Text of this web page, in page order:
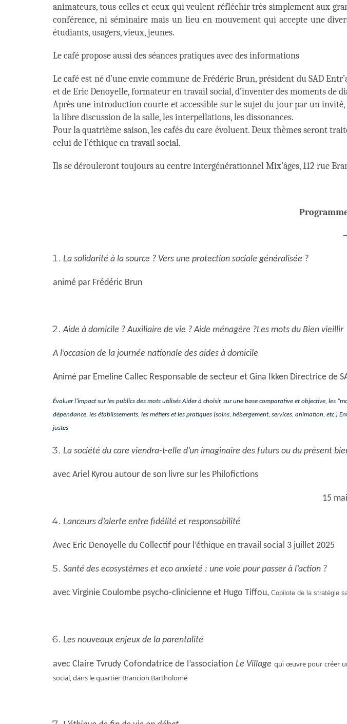
animateurs, tous celles et ceux qui veulent réfléchir très simplement aux
conférence, ni séminaire mais un lieu en mouvement qui accepte une
étudiants, usagers, vieux, jeunes.
Le café propose aussi des séances pratiques avec des informations
Le café est né d’une envie commune de Frédéric Brun, président du SAD
et de Eric Denoyelle, formateur en travail social, d’inventer des moments de
Après une introduction courte et accessible sur le sujet du jour par un
la libre discussion de la salle, les interpellations, les dissonances.
Pour la quatrième saison, les cafés du care évoluent. Deux thèmes seront
celui de l’éthique en travail social.
Ils se dérouleront toujours au centre intergénérationnel Mix’âges, 112 rue
–
La solidarité à la source ? Vers une protection sociale généralisée ?
animé par Frédéric Brun
Aide à domicile ? Auxiliaire de vie ? Aide ménagère ?Les mots du Bien vieillir
A l’occasion de la journée nationale des aides à domicile
Animé par Emeline Callec Responsable de secteur et Gina Ikken Directrice de
Évaluer l’impact sur les publics des mots utilisés Aider à choisir, sur une base comparative et objective, les
dépendance, les établissements, les métiers et les pratiques (soins, hébergement, services, animation, etc.)
justes
La société du care viendra-t-elle d’un imaginaire des futurs ou du présent
avec Ariel Kyrou autour de son livre sur les Philofictions
15
Lanceurs d’alerte entre fidélité et responsabilité
Avec Eric Denoyelle du Collectif pour l’éthique en travail social 3 juillet 2025
Santé des ecosystèmes et eco anxieté : une voie pour passer à l’action ?
avec Virginie Coulombe psycho-clinicienne et Hugo Tiffou, Copilote de la stratégie
Les nouveaux enjeux de la parentalité
avec Claire Tvrudy Cofondatrice de l’association Le Villagequi œuvre pour créer
social, dans le quartier Brancion Bartholomé